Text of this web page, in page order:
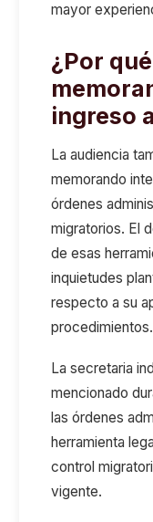
mayor
¿Por
ingreso
La audiencia
memorando
órdenes
migratorios. El
de esas
inquietudes
respecto a su
procedimientos.
La secretaria
mencionado
las órdenes
herramienta
control
vigente.